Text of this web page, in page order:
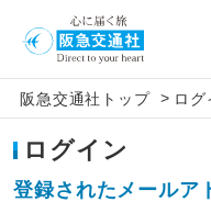
阪急交通社トップ > ロ
ログイン
登録されたメールア